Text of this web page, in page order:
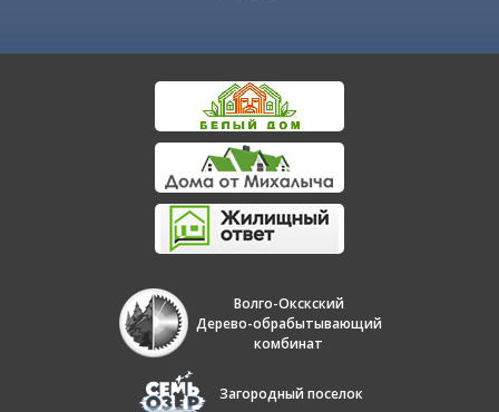
Волго-Окскский
Дерево-обрабытывающий
комбинат
Загородный поселок